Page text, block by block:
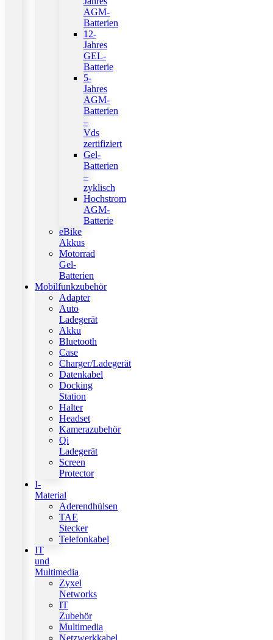
AGM-
Batterien
12-
Jahres
GEL-
Batterie
5-
Jahres
AGM-
Batterien
–
Vds
zertifiziert
Gel-
Batterien
–
zyklisch
Hochstrom
AGM-
Batterie
eBike
Akkus
Motorrad
Gel-
Batterien
Mobilfunkzubehör
Adapter
Auto
Ladegerät
Akku
Bluetooth
Case
Charger/Ladegerät
Datenkabel
Docking
Station
Halter
Headset
Kamerazubehör
Qi
Ladegerät
Screen
Protector
I-
Material
Aderendhülsen
TAE
Stecker
Telefonkabel
IT
und
Multimedia
Zyxel
Networks
IT
Zubehör
Multimedia
Netzwerkkabel